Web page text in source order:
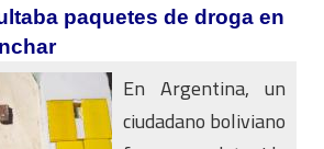
paquetes de droga en
En Argentina, un
ciudadano boliviano